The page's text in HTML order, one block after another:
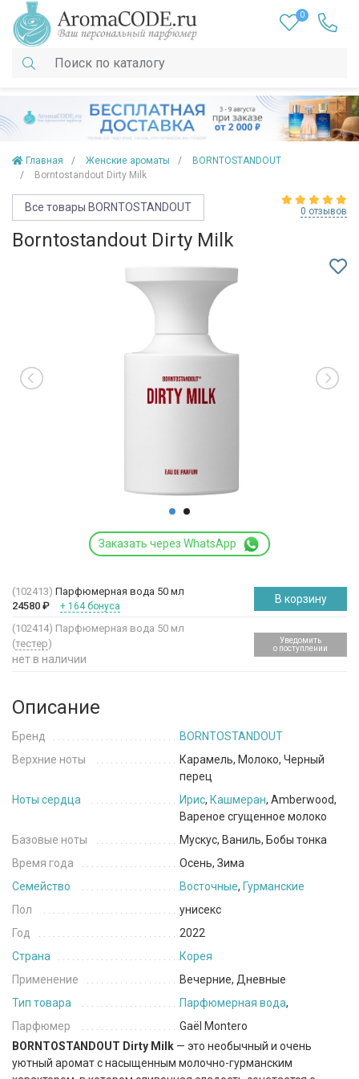
0
Главная Женские ароматы
BORNTOSTANDOUT
Borntostandout Dirty Milk
Все товары BORNTOSTANDOUT 0 отзывов
Borntostandout Dirty Milk
Заказать через WhatsApp
(102413) Парфюмерная вода 50 мл
24580 ₽ + 164 бонуса
В корзину
(102414) Парфюмерная вода 50 мл
(тестер)
нет в наличии
Уведомить
о поступлении
Описание
Бренд
BORNTOSTANDOUT
Верхние ноты
Карамель, Молоко, Черный
перец
Ноты сердца
Ирис, Кашмеран, Amberwood,
Вареное сгущенное молоко
Базовые ноты
Мускус, Ваниль, Бобы тонка
Время года
Осень, Зима
Семейство
Восточные, Гурманские
Пол
унисекс
Год
2022
Страна
Корея
Применение
Вечерние, Дневные
Тип товара
Парфюмерная вода,
Парфюмер
Gaël Montero
BORNTOSTANDOUT Dirty Milk — это необычный и очень
уютный аромат с насыщенным молочно-гурманским